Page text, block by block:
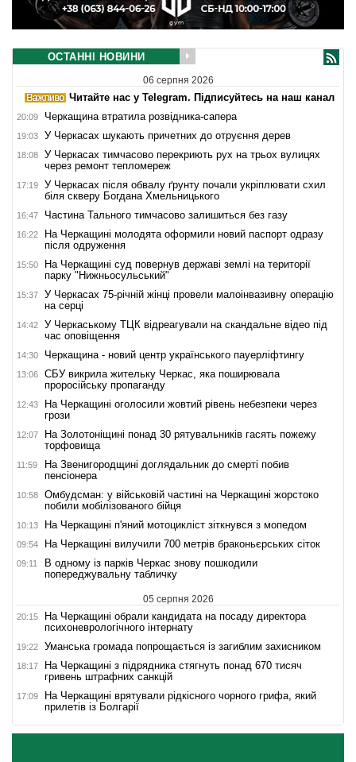
ОСТАННІ НОВИНИ
06 серпня 2026
Читайте нас у Telegram. Підписуйтесь на наш канал
20:09 Черкащина втратила розвідника-сапера
19:03 У Черкасах шукають причетних до отруєння дерев
18:08
У Черкасах тимчасово перекриють рух на трьох вулицях
через ремонт тепломереж
17:19
У Черкасах після обвалу ґрунту почали укріплювати схил
біля скверу Богдана Хмельницького
16:47 Частина Тального тимчасово залишиться без газу
16:22
На Черкащині молодята оформили новий паспорт одразу
після одруження
15:50
На Черкащині суд повернув державі землі на території
парку "Нижньосульський"
15:37
У Черкасах 75-річній жінці провели малоінвазивну операцію
на серці
14:42
У Черкаському ТЦК відреагували на скандальне відео під
час оповіщення
14:30 Черкащина - новий центр українського пауерліфтингу
13:06
СБУ викрила жительку Черкас, яка поширювала
проросійську пропаганду
12:43
На Черкащині оголосили жовтий рівень небезпеки через
грози
12:07
На Золотоніщині понад 30 рятувальників гасять пожежу
торфовища
11:59
На Звенигородщині доглядальник до смерті побив
пенсіонера
10:58
Омбудсман: у військовій частині на Черкащині жорстоко
побили мобілізованого бійця
10:13 На Черкащині п'яний мотоцикліст зіткнувся з мопедом
09:54 На Черкащині вилучили 700 метрів браконьєрських сіток
09:11
В одному із парків Черкас знову пошкодили
попереджувальну табличку
05 серпня 2026
20:15
На Черкащині обрали кандидата на посаду директора
психоневрологічного інтернату
19:22 Уманська громада попрощається із загиблим захисником
18:17
На Черкащині з підрядника стягнуть понад 670 тисяч
гривень штрафних санкцій
17:09
На Черкащині врятували рідкісного чорного грифа, який
прилетів із Болгарії